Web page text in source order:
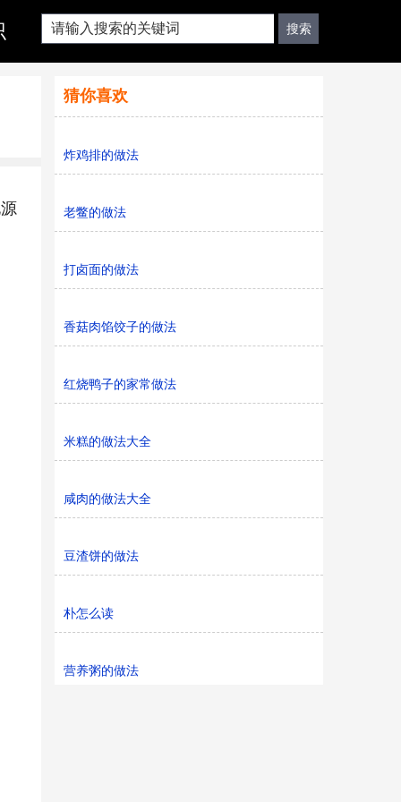
猜你喜欢
炸鸡排的做法
老鳖的做法
打卤面的做法
香菇肉馅饺子的做法
红烧鸭子的家常做法
米糕的做法大全
咸肉的做法大全
豆渣饼的做法
朴怎么读
营养粥的做法